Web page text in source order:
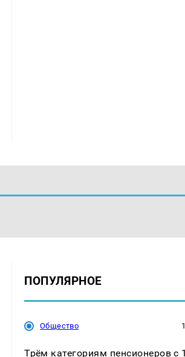
ПОПУЛЯРНОЕ
Общество
Трём категориям пенсионеров с